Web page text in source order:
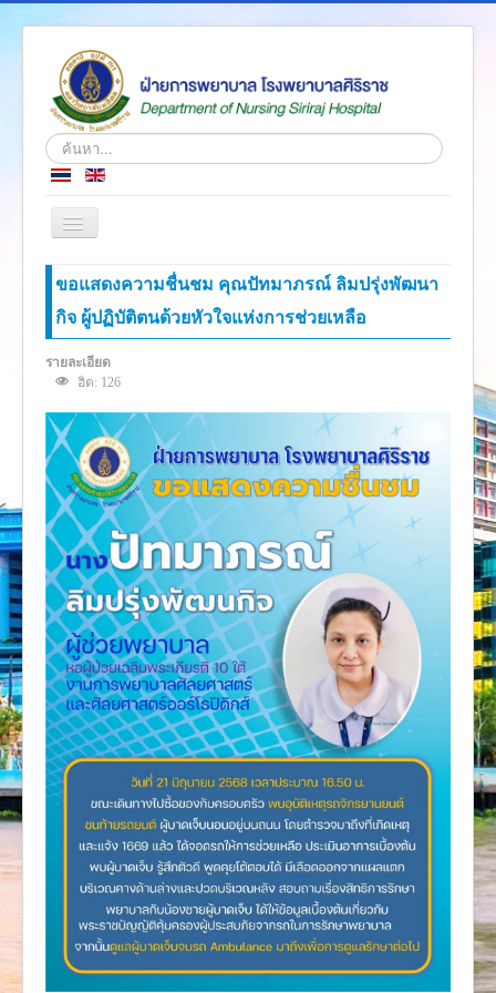
ค้นหา...
สลับ
เก
ชั่น
หน้าแรก
ข่าว
เกี่ยวกับเรา
โครงสร้างองค์กร
ความรู้สู่ประชาชน
ตำราวิชาการ
งานวิจัย
คู่มือการพยาบาล
งานวิเคราะห์/สังเคราะห์
เอกสารประกอบการสอน
นวัตกรรม
Download
Link Intranet
คำถาม/ร้องเรียน
ขอแสดงความชื่นชม คุณปัทมาภรณ์ ลิมปรุ่งพัฒนา
กิจ ผู้ปฏิบัติตนด้วยหัวใจแห่งการช่วยเหลือ
รายละเอียด
ฮิต: 126